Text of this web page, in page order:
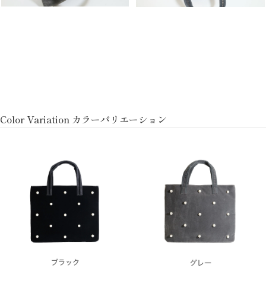
Color Variation カラーバリエーション